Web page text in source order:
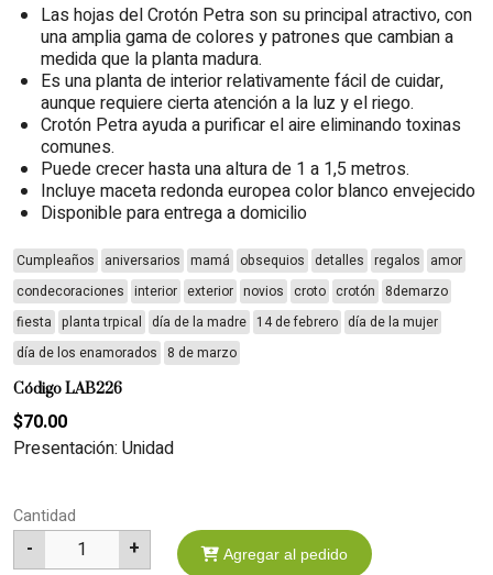
Las hojas del Crotón Petra son su principal atractivo, con
una amplia gama de colores y patrones que cambian a
medida que la planta madura.
Es una planta de interior relativamente fácil de cuidar,
aunque requiere cierta atención a la luz y el riego.
Crotón Petra ayuda a purificar el aire eliminando toxinas
comunes.
Puede crecer hasta una altura de 1 a 1,5 metros.
Incluye maceta redonda europea color blanco envejecido
Disponible para entrega a domicilio
Cumpleaños aniversarios mamá obsequios detalles regalos
amor
condecoraciones interior exterior novios croto crotón
8demarzo
fiesta planta trpical día de la madre 14 de febrero día de la mujer
día de los enamorados
8 de marzo
Código LAB226
$70.00
Presentación: Unidad
Cantidad
1 +
- Agregar al pedido